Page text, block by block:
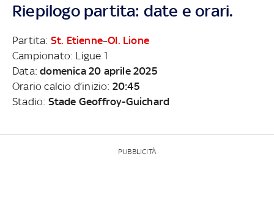
Riepilogo partita: date e orari.
Partita: St. Etienne–Ol. Lione
Campionato: Ligue 1
Data:domenica 20 aprile 2025
Orario calcio d’inizio: 20:45
Stadio: Stade Geoffroy-Guichard
PUBBLICITÀ